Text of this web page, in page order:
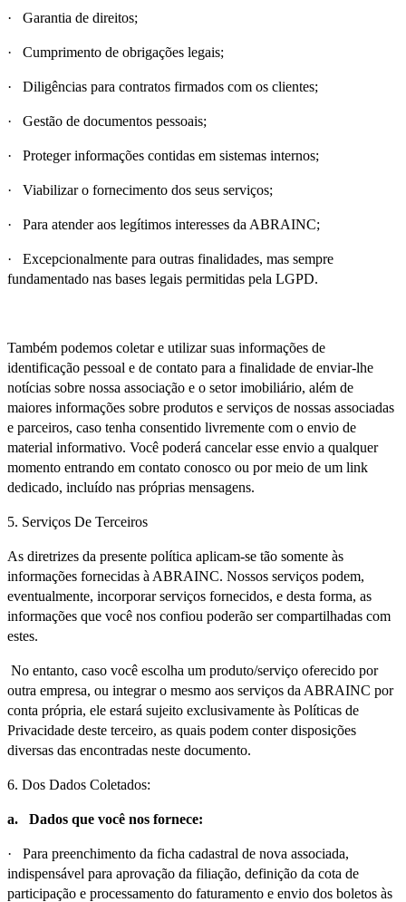
· Garantia de direitos;
· Cumprimento de obrigações legais;
· Diligências para contratos firmados com os clientes;
· Gestão de documentos pessoais;
· Proteger informações contidas em sistemas internos;
· Viabilizar o fornecimento dos seus serviços;
· Para atender aos legítimos interesses da ABRAINC;
· Excepcionalmente para outras finalidades, mas sempre
fundamentado nas bases legais permitidas pela LGPD.
Também podemos coletar e utilizar suas informações de
identificação pessoal e de contato para a finalidade de enviar-lhe
notícias sobre nossa associação e o setor imobiliário, além de
maiores informações sobre produtos e serviços de nossas associadas
e parceiros, caso tenha consentido livremente com o envio de
material informativo. Você poderá cancelar esse envio a qualquer
momento entrando em contato conosco ou por meio de um link
dedicado, incluído nas próprias mensagens.
5. Serviços De Terceiros
As diretrizes da presente política aplicam-se tão somente às
informações fornecidas à ABRAINC. Nossos serviços podem,
eventualmente, incorporar serviços fornecidos, e desta forma, as
informações que você nos confiou poderão ser compartilhadas com
estes.
No entanto, caso você escolha um produto/serviço oferecido por
outra empresa, ou integrar o mesmo aos serviços da ABRAINC por
conta própria, ele estará sujeito exclusivamente às Políticas de
Privacidade deste terceiro, as quais podem conter disposições
diversas das encontradas neste documento.
6. Dos Dados Coletados:
a. Dados que você nos fornece:
· Para preenchimento da ficha cadastral de nova associada,
indispensável para aprovação da filiação, definição da cota de
participação e processamento do faturamento e envio dos boletos às